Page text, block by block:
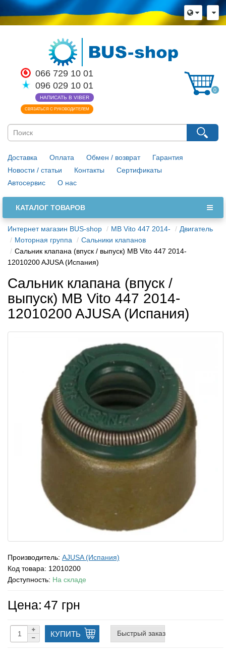
066 729 10 01
096 029 10 01
НАПИСАТЬ В VIBER
СВЯЗАТЬСЯ С РУКОВОДИТЕЛЕМ
0
Доставка Оплата Обмен / возврат
Гарантия
Новости / статьи
Контакты
Сертификаты
Автосервис
О нас
КАТАЛОГ ТОВАРОВ
Интернет магазин BUS-shop MB Vito 447 2014-
Двигатель
Моторная группа
Сальники клапанов
Сальник клапана (впуск / выпуск) MB Vito 447 2014-
12010200 AJUSA (Испания)
Сальник клапана (впуск /
выпуск) MB Vito 447 2014-
12010200 AJUSA (Испания)
Производитель: AJUSA (Испания)
Код товара: 12010200
Доступность: На складе
Цена: 47 грн
КУПИТЬ Быстрый заказ